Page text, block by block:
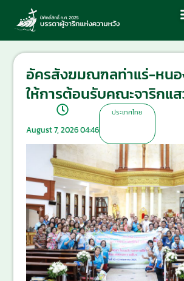
อัครสังฆมณฑลท่าแร่-หน
ให้การต้อนรับคณะจาริกแ
August 7, 2026 04:46
ประเทศไทย